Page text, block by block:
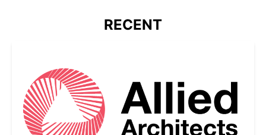
RECENT